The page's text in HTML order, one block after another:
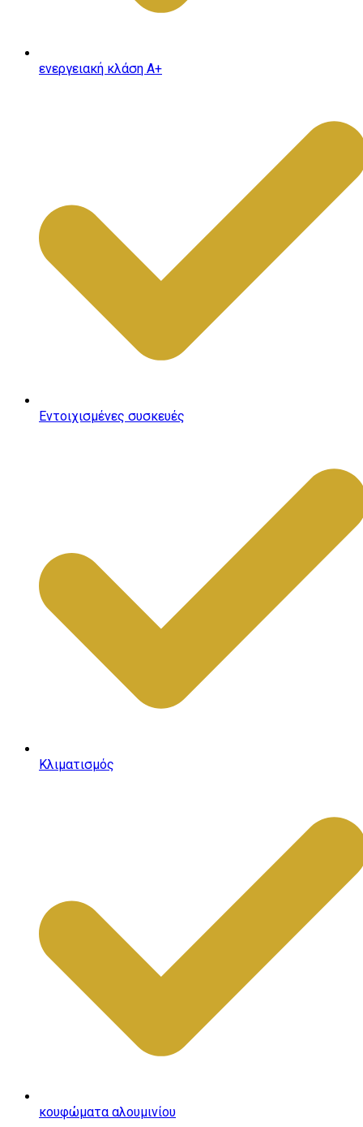
ενεργειακή κλάση Α+
Εντοιχισμένες συσκευές
Κλιματισμός
κουφώματα αλουμινίου